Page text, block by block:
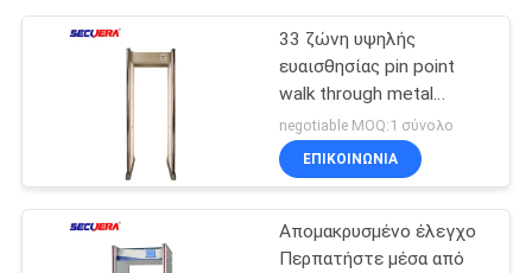
33 ζώνη υψηλής
ευαισθησίας pin point
walk through metal
detector PD6500i για
έλεγχο ασφαλείας
negotiable MOQ:1 σύνολο
ΕΠΙΚΟΙΝΩΝΊΑ
Απομακρυσμένο έλεγχο
Περπατήστε μέσα από